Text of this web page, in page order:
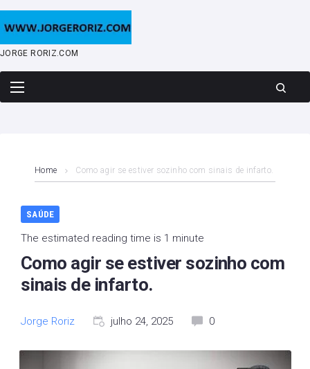
content
JORGE RORIZ.COM
Home Como agir se estiver sozinho com sinais de infarto.
SAÚDE
The estimated reading time is 1 minute
Como agir se estiver sozinho com
sinais de infarto.
Jorge Roriz julho 24, 2025 0